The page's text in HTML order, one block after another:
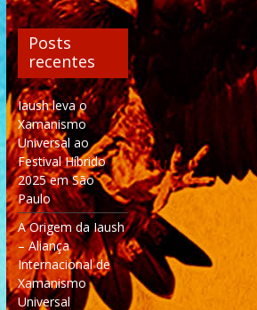
Posts
recentes
Iaush leva o
Xamanismo
Universal ao
Festival Híbrido
2025 em São
Paulo
A Origem da Iaush
– Aliança
Internacional de
Xamanismo
Universal